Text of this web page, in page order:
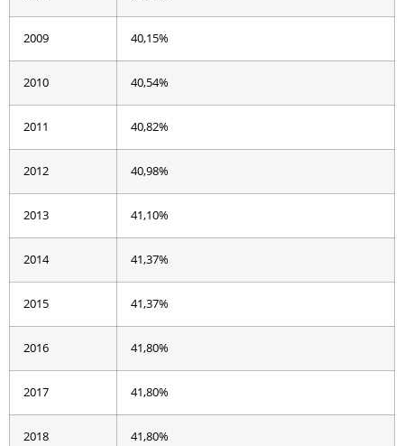
2009 40,15%
2010 40,54%
2011 40,82%
2012 40,98%
2013 41,10%
2014 41,37%
2015 41,37%
2016 41,80%
2017 41,80%
2018 41,80%